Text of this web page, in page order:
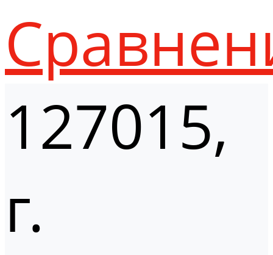
127015,
г.